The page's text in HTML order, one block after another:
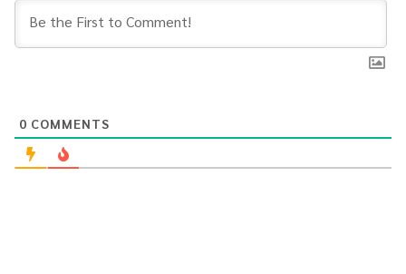
0 COMMENTS